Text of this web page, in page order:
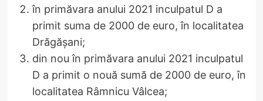
în primăvara anului 2021 inculpatul D a
primit suma de 2000 de euro, în localitatea
Drăgășani;
din nou în primăvara anului 2021 inculpatul
D a primit o nouă sumă de 2000 de euro, în
localitatea Râmnicu Vâlcea;